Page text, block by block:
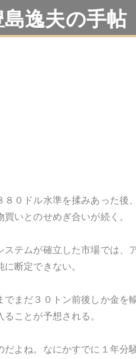
島逸夫の手帖
０ドル水準を揉みあった後
いとのせめぎ合いが続く。
テムが確立した市場では、
断定できない。
まだ３０トン前後しか金を
ことが予想される。
よね。なにかすでに１年分